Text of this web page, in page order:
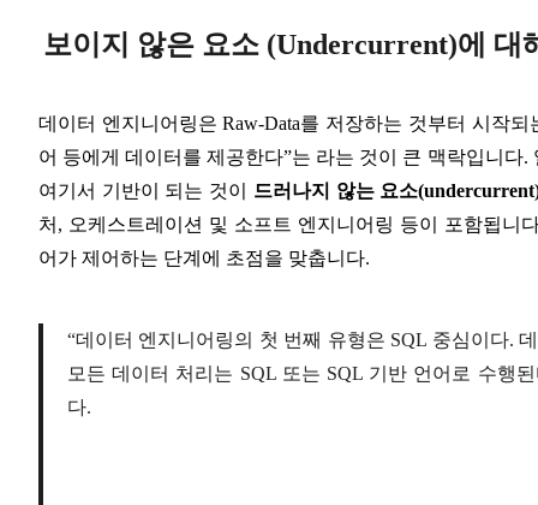
보이지 않은 요소 (Undercurrent)에 대
데이터 엔지니어링은 Raw-Data를 저장하는 것부터 시작
어 등에게 데이터를 제공한다”는 라는 것이 큰 맥락입니
여기서 기반이 되는 것이
드러나지 않는 요소
처, 오케스트레이션 및 소프트 엔지니어링 등이 포함됩니
어가 제어하는 단계에 초점을 맞춥니다.
“데이터 엔지니어링의 첫 번째 유형은 SQL 중심이다.
모든 데이터 처리는 SQL 또는 SQL 기반 언어로 수행
다.